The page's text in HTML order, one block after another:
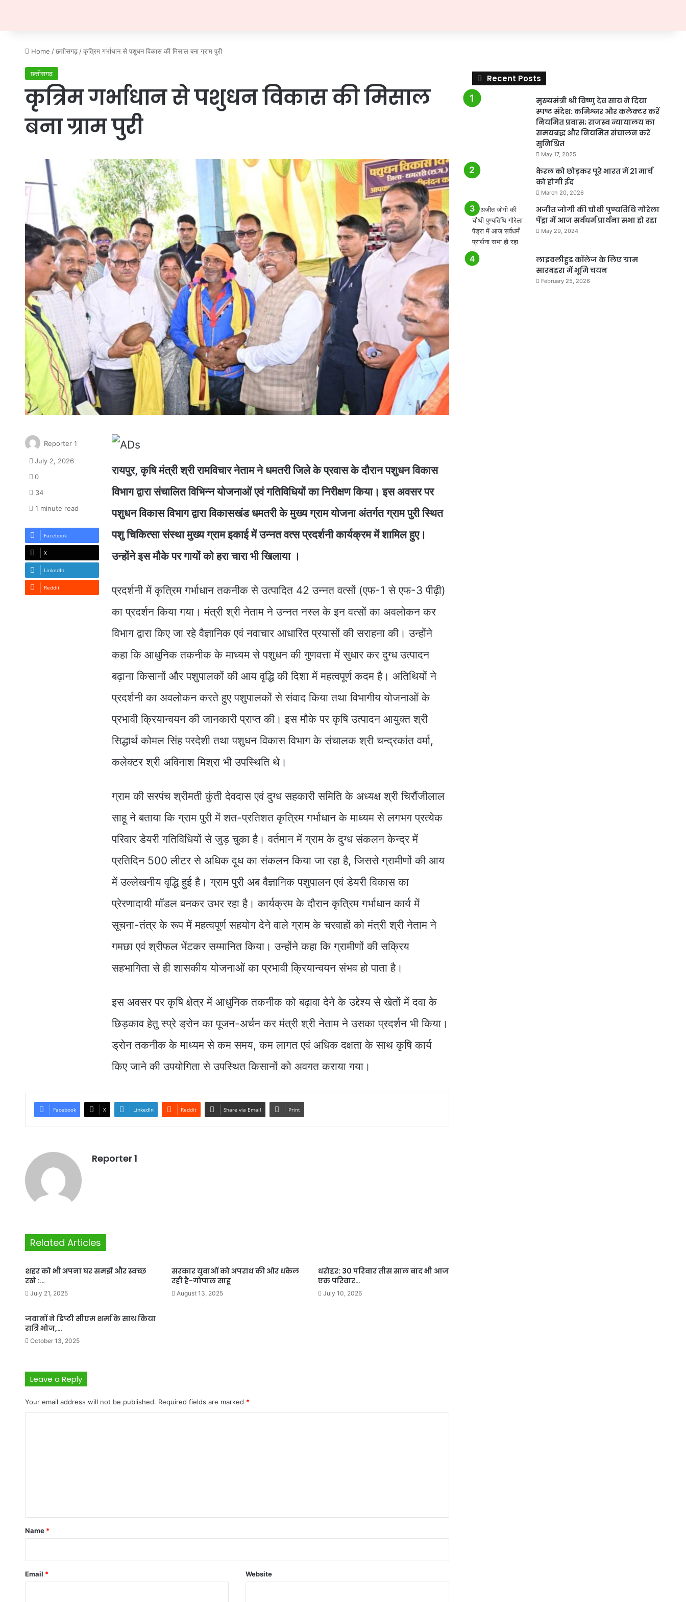
Home / छत्तीसगढ़ / कृत्रिम गर्भाधान से पशुधन विकास की मिसाल बना ग्राम पुरी
छत्तीसगढ़
कृत्रिम गर्भाधान से पशुधन विकास की मिसाल
बना ग्राम पुरी
रायपुर, कृषि मंत्री श्री रामविचार नेताम ने धमतरी जिले के प्रवास के दौरान पशुधन विकास
विभाग द्वारा संचालित विभिन्न योजनाओं एवं गतिविधियों का निरीक्षण किया। इस अवसर पर
पशुधन विकास विभाग द्वारा विकासखंड धमतरी के मुख्य ग्राम योजना अंतर्गत ग्राम पुरी स्थित
पशु चिकित्सा संस्था मुख्य ग्राम इकाई में उन्नत वत्स प्रदर्शनी कार्यक्रम में शामिल हुए।
उन्होंने इस मौके पर गायों को हरा चारा भी खिलाया ।
प्रदर्शनी में कृत्रिम गर्भाधान तकनीक से उत्पादित 42 उन्नत वत्सों (एफ-1 से एफ-3 पीढ़ी)
का प्रदर्शन किया गया। मंत्री श्री नेताम ने उन्नत नस्ल के इन वत्सों का अवलोकन कर
विभाग द्वारा किए जा रहे वैज्ञानिक एवं नवाचार आधारित प्रयासों की सराहना की। उन्होंने
कहा कि आधुनिक तकनीक के माध्यम से पशुधन की गुणवत्ता में सुधार कर दुग्ध उत्पादन
बढ़ाना किसानों और पशुपालकों की आय वृद्धि की दिशा में महत्वपूर्ण कदम है। अतिथियों ने
प्रदर्शनी का अवलोकन करते हुए पशुपालकों से संवाद किया तथा विभागीय योजनाओं के
प्रभावी क्रियान्वयन की जानकारी प्राप्त की। इस मौके पर कृषि उत्पादन आयुक्त श्री
सिद्धार्थ कोमल सिंह परदेशी तथा पशुधन विकास विभाग के संचालक श्री चन्द्रकांत वर्मा,
कलेक्टर श्री अविनाश मिश्रा भी उपस्थिति थे।
ग्राम की सरपंच श्रीमती कुंती देवदास एवं दुग्ध सहकारी समिति के अध्यक्ष श्री चिरौंजीलाल
साहू ने बताया कि ग्राम पुरी में शत-प्रतिशत कृत्रिम गर्भाधान के माध्यम से लगभग प्रत्येक
परिवार डेयरी गतिविधियों से जुड़ चुका है। वर्तमान में ग्राम के दुग्ध संकलन केन्द्र में
प्रतिदिन 500 लीटर से अधिक दूध का संकलन किया जा रहा है, जिससे ग्रामीणों की आय
में उल्लेखनीय वृद्धि हुई है। ग्राम पुरी अब वैज्ञानिक पशुपालन एवं डेयरी विकास का
प्रेरणादायी मॉडल बनकर उभर रहा है। कार्यक्रम के दौरान कृत्रिम गर्भाधान कार्य में
सूचना-तंत्र के रूप में महत्वपूर्ण सहयोग देने वाले ग्राम के चरवाहों को मंत्री श्री नेताम ने
गमछा एवं श्रीफल भेंटकर सम्मानित किया। उन्होंने कहा कि ग्रामीणों की सक्रिय
सहभागिता से ही शासकीय योजनाओं का प्रभावी क्रियान्वयन संभव हो पाता है।
इस अवसर पर कृषि क्षेत्र में आधुनिक तकनीक को बढ़ावा देने के उद्देश्य से खेतों में दवा के
छिड़काव हेतु स्प्रे ड्रोन का पूजन-अर्चन कर मंत्री श्री नेताम ने उसका प्रदर्शन भी किया।
ड्रोन तकनीक के माध्यम से कम समय, कम लागत एवं अधिक दक्षता के साथ कृषि कार्य
किए जाने की उपयोगिता से उपस्थित किसानों को अवगत कराया गया।
Reporter 1
July 2, 2026
0
34
1 minute read
Facebook
X
LinkedIn
Reddit
Facebook X LinkedIn Reddit Share via Email Print
Reporter 1
Related Articles
शहर को भी अपना घर समझें और स्वच्छ
रखे :…
July 21, 2025
सरकार युवाओं को अपराध की ओर धकेल
रही है-गोपाल साहू
August 13, 2025
धरोहर: 30 परिवार तीस साल बाद भी आज
एक परिवार…
July 10, 2026
जवानों ने डिप्टी सीएम शर्मा के साथ किया
रात्रि भोज,…
October 13, 2025
Leave a Reply
Your email address will not be published. Required fields are marked *
*
Name *
Email * Website
Recent Posts
मुख्यमंत्री श्री विष्णु देव साय ने दिया
स्पष्ट संदेश: कमिश्नर और कलेक्टर करें
नियमित प्रवास; राजस्व न्यायालय का
समयबद्ध और नियमित संचालन करें
सुनिश्चित
May 17, 2025
केरल को छोड़कर पूरे भारत में 21 मार्च
को होगी ईद
March 20, 2026
अजीत जोगी की चौथी पुण्यतिथि गौरेला
पेंड्रा में आज सर्वधर्मं प्रार्थना सभा हो रहा
May 29, 2024
लाइवलीहुड कॉलेज के लिए ग्राम
सारबहरा में भूमि चयन
February 25, 2026